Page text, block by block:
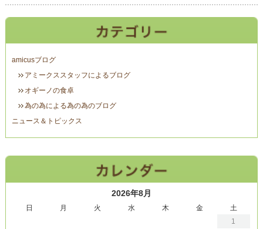
amicusブログ
アミークススタッフによるブログ
オギーノの食卓
為の為による為の為のブログ
ニュース＆トピックス
2026年8月
日 月 火 水 木 金
土
1